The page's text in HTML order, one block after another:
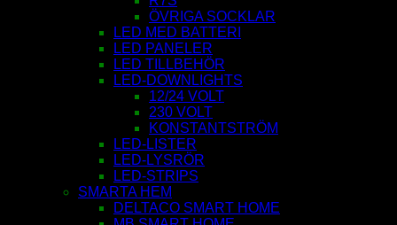
ÖVRIGA SOCKLAR
LED MED BATTERI
LED PANELER
LED TILLBEHÖR
LED-DOWNLIGHTS
12/24 VOLT
230 VOLT
KONSTANTSTRÖM
LED-LISTER
LED-LYSRÖR
LED-STRIPS
SMARTA HEM
DELTACO SMART HOME